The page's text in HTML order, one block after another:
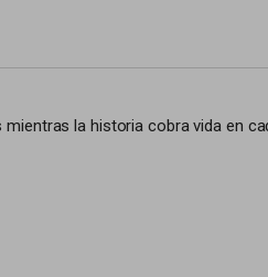
la historia cobra vida en